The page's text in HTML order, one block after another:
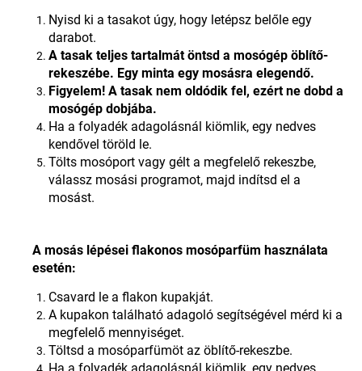
Nyisd ki a tasakot úgy, hogy letépsz belőle egy
darabot.
A tasak teljes tartalmát öntsd a mosógép öblítő-
rekeszébe. Egy minta egy mosásra elegendő.
Figyelem! A tasak nem oldódik fel, ezért ne dobd a
mosógép dobjába.
Ha a folyadék adagolásnál kiömlik, egy nedves
kendővel töröld le.
Tölts mosóport vagy gélt a megfelelő rekeszbe,
válassz mosási programot, majd indítsd el a
mosást.
A mosás lépései flakonos mosóparfüm használata
esetén:
Csavard le a flakon kupakját.
A kupakon található adagoló segítségével mérd ki a
megfelelő mennyiséget.
Töltsd a mosóparfümöt az öblítő-rekeszbe.